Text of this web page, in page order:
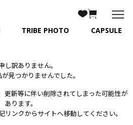
TRIBE PHOTO CAPSULE
し訳ありません。
見つかりませんでした。
更新等に伴い削除されてしまった可能性が
あります。
リンクからサイトへ移動してください。